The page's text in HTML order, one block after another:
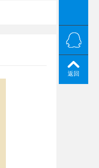
返回